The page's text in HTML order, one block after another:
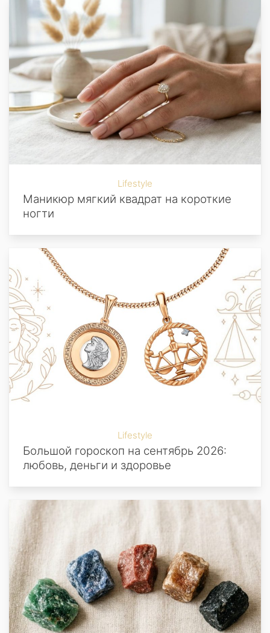
Lifestyle
Маникюр мягкий квадрат на короткие
ногти
Lifestyle
Большой гороскоп на сентябрь 2026:
любовь, деньги и здоровье